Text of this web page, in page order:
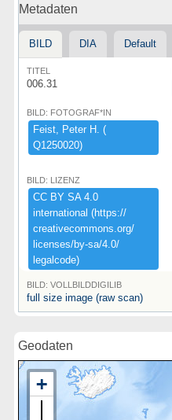
Metadaten
BILD DIA Default
TITEL
006.31
BILD: FOTOGRAF*IN
Feist,​ ​Peter ​H.​ ​(​
Q1250020)​
BILD: LIZENZ
CC ​BY ​SA ​4.​0 ​
international ​(​https:​/​/​
creativecommons.​org/​
licenses/​by-​sa/​4.​0/​
legalcode)​
BILD: VOLLBILDDIGILIB
full size image (raw scan)
Geodaten